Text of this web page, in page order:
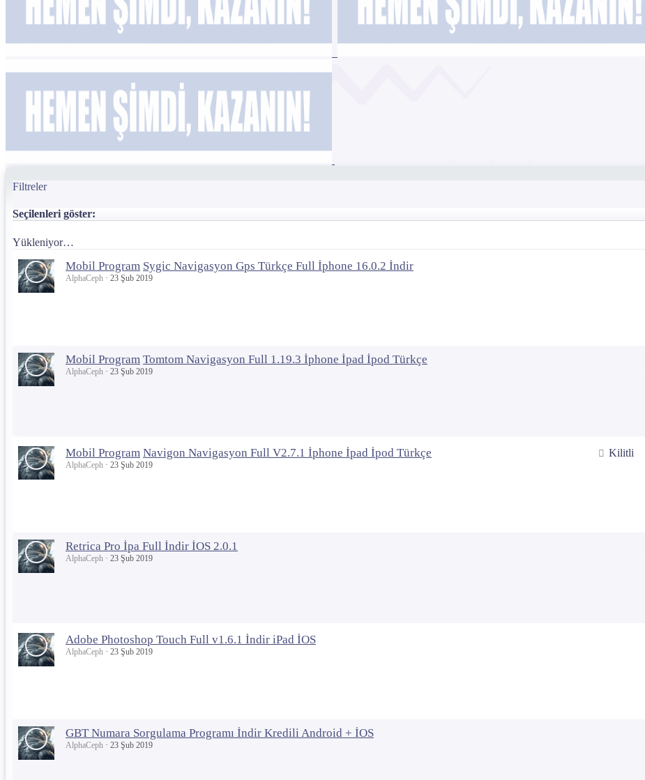
Filtreler
Seçilenleri göster:
Yükleniyor…
Mobil Program Sygic Navigasyon Gps Türkçe Full İphone 16.0.2 İndir
AlphaCeph 23 Şub 2019
Mobil Program Tomtom Navigasyon Full 1.19.3 İphone İpad İpod Türkçe
AlphaCeph 23 Şub 2019
Kilitli
Mobil Program Navigon Navigasyon Full V2.7.1 İphone İpad İpod Türkçe
AlphaCeph 23 Şub 2019
Retrica Pro İpa Full İndir İOS 2.0.1
AlphaCeph 23 Şub 2019
Adobe Photoshop Touch Full v1.6.1 İndir iPad İOS
AlphaCeph 23 Şub 2019
GBT Numara Sorgulama Programı İndir Kredili Android + İOS
AlphaCeph 23 Şub 2019